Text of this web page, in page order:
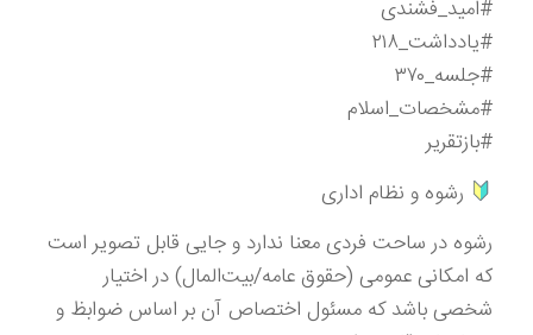
#امید_فشندی
#یادداشت_۲۱۸
#جلسه_۳۷۰
#مشخصات_اسلام
#بازتقریر
رشوه و نظام اداری
رشوه در ساحت فردی معنا ندارد و جایی قابل تصویر است
كه امكانی عمومی (حقوق عامه/بیت‌المال) در اختیار
شخصی باشد كه مسئول اختصاص آن بر اساس ضوابظ و